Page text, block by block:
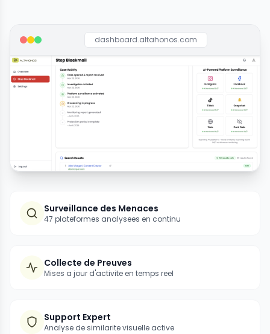
dashboard.altahonos.com
Surveillance des Menaces
47 plateformes analysees en continu
Collecte de Preuves
Mises a jour d'activite en temps reel
Support Expert
Analyse de similarite visuelle active